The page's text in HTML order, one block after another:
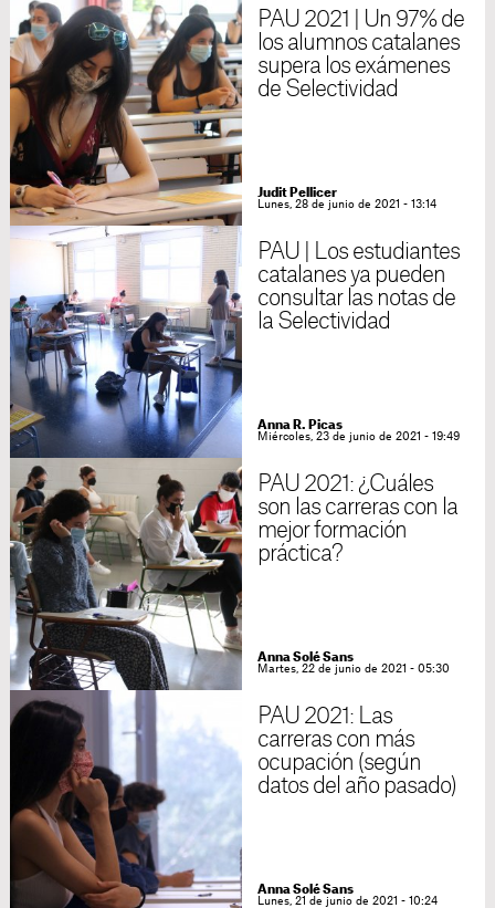
PAU 2021 | Un 97% de
los alumnos catalanes
supera los exámenes
de Selectividad
Judit Pellicer
Lunes, 28 de junio de 2021 - 13:14
PAU | Los estudiantes
catalanes ya pueden
consultar las notas de
la Selectividad
Anna R. Picas
Miércoles, 23 de junio de 2021 - 19:49
PAU 2021: ¿Cuáles
son las carreras con la
mejor formación
práctica?
Anna Solé Sans
Martes, 22 de junio de 2021 - 05:30
PAU 2021: Las
carreras con más
ocupación (según
datos del año pasado)
Anna Solé Sans
Lunes, 21 de junio de 2021 - 10:24